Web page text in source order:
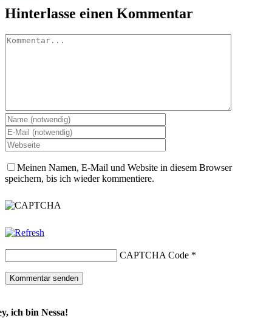
Hinterlasse einen Kommentar
Kommentar
Meinen Namen, E-Mail und Website in diesem Browser
speichern, bis ich wieder kommentiere.
CAPTCHA Code *
ich bin Nessa!